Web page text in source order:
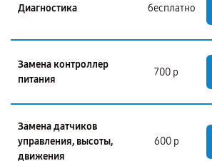
Диагностика бесплатно
Замена контроллер
питания
700 р
Замена датчиков
управления, высоты,
движения
600 р